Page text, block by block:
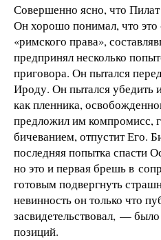
Совершенно ясно, что
Он хорошо понимал, что
«римского права»,
предпринял несколько
приговора. Он пытался
Ироду. Он пытался убедить
как пленника,
предложил им компромисс,
бичеванием, отпустит Его.
последняя попытка спасти
но это и первая брешь в
готовым подвергнуть
невинность он только что
засвидетельствовал, —
позиций.